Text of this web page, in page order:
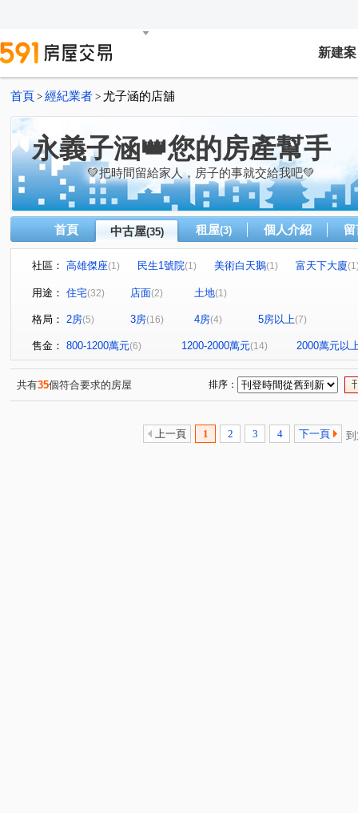
新建案
首頁 > 經紀業者 > 尤子涵的店舖
永義子涵👑您的房產幫手
💚把時間留給家人，房子的事就交給我吧💚
首頁 中古屋(35) 租屋(3) 個人介紹
社區： 高雄傑座(1) 民生1號院(1) 美術白天鵝(1) 富天下大廈
合群新城仁區 (1) (2)
悦讀時代
堅山慕夏 軒尼詩學園區大廈(1)
青泉山莊大樓(1) 棋琴文立苑(1) 英倫亞灣2期 (1)
公園院
自由朗誦(1) 綠光大樓(1) 鼎宇美術館大廈(1)
鋭揚新樂
中山一路(1) 富民路(1) 美術北五街(2)
美術東七街(1) 建國三路(2) 正心街(1) 新庄仔路(1)
新南一街 (1) 文慈路(1) 苓雅一路 (1)
青泉
用途： 住宅(32) 店面(2) 土地(1)
格局： 2房(5) 3房(16) 4房(4) 5房以上(7)
售金： 800-1200萬元(6) 1200-2000萬元(14) 2000萬元以
共有35個符合要求的房屋 排序：
上一頁 1 2 3 4 下一頁